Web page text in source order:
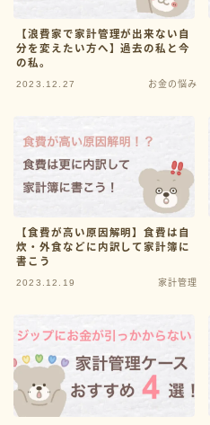
【浪費家で家計管理が出来ない自
分を変えたい方へ】過去の私と今
の私。
2023.12.27 お金の悩み
【食費が高い原因解明】食費は自
炊・外食などに内訳して家計簿に
書こう
2023.12.19 家計管理